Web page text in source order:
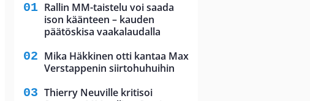
Rallin MM-taistelu voi saada
ison käänteen – kauden
päätöskisa vaakalaudalla
Mika Häkkinen otti kantaa Max
Verstappenin siirtohuhuihin
Thierry Neuville kritisoi